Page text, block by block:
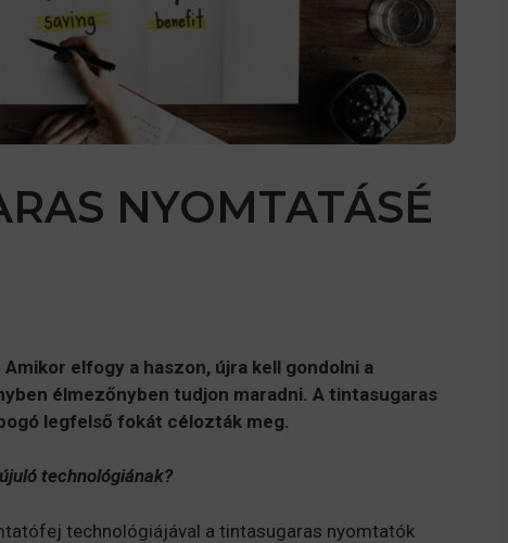
NYOMTATÁSÉ
elfogy a haszon, újra kell gondolni a
élmezőnyben tudjon maradni. A tintasugaras
legfelső fokát célozták meg.
technológiának?
technológiájával a tintasugaras nyomtatók